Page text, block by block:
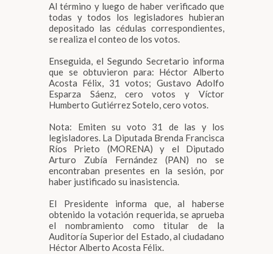
Al término y luego de haber verificado que
todas y todos los legisladores hubieran
depositado las cédulas correspondientes,
se realiza el conteo de los votos.
Enseguida, el Segundo Secretario informa
que se obtuvieron para: Héctor Alberto
Acosta Félix, 31 votos; Gustavo Adolfo
Esparza Sáenz, cero votos y Víctor
Humberto Gutiérrez Sotelo, cero votos.
Nota: Emiten su voto 31 de las y los
legisladores. La Diputada Brenda Francisca
Ríos Prieto (MORENA) y el Diputado
Arturo Zubía Fernández (PAN) no se
encontraban presentes en la sesión, por
haber justificado su inasistencia.
El Presidente informa que, al haberse
obtenido la votación requerida, se aprueba
el nombramiento como titular de la
Auditoría Superior del Estado, al ciudadano
Héctor Alberto Acosta Félix.